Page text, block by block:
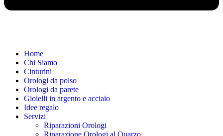
Home
Chi Siamo
Cinturini
Orologi da polso
Orologi da parete
Gioielli in argento e acciaio
Idee regalo
Servizi
Riparazioni Orologi
Riparazione Orologi al Quarzo